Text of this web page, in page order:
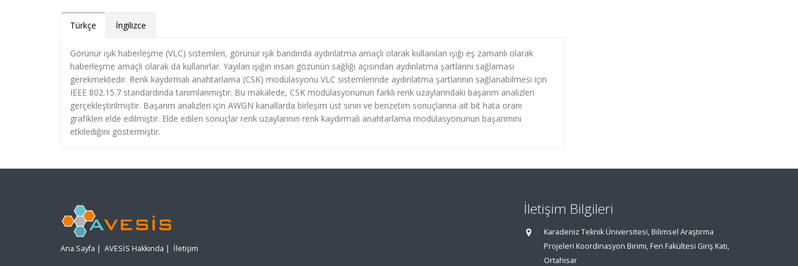
Türkçe İngilizce
Görünür ışık haberleşme (VLC) sistemleri, görünür ışık bandında aydınlatma amaçlı olarak kullanılan ışığı eş zamanlı olarak
haberleşme amaçlı olarak da kullanırlar. Yayılan ışığın insan gözünün sağlığı açısından aydınlatma şartlarını sağlaması
gerekmektedir. Renk kaydırmalı anahtarlama (CSK) modülasyonu VLC sistemlerinde aydınlatma şartlarının sağlanabilmesi için
IEEE 802.15.7 standardında tanımlanmıştır. Bu makalede, CSK modülasyonunun farklı renk uzaylarındaki başarım analizleri
gerçekleştirilmiştir. Başarım analizleri için AWGN kanallarda birleşim üst sınırı ve benzetim sonuçlarına ait bit hata oranı
grafikleri elde edilmiştir. Elde edilen sonuçlar renk uzaylarının renk kaydırmalı anahtarlama modülasyonunun başarımını
etkilediğini göstermiştir.
Ana Sayfa | AVESİS Hakkında | İletişim
İletişim Bilgileri
Karadeniz Teknik Üniversitesi, Bilimsel Araştırma
Projeleri Koordinasyon Birimi, Fen Fakültesi Giriş Katı,
Ortahisar